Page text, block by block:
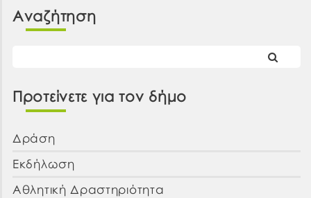
Αναζήτηση
Προτείνετε για τον δήμο
Δράση
Εκδήλωση
Αθλητική Δραστηριότητα